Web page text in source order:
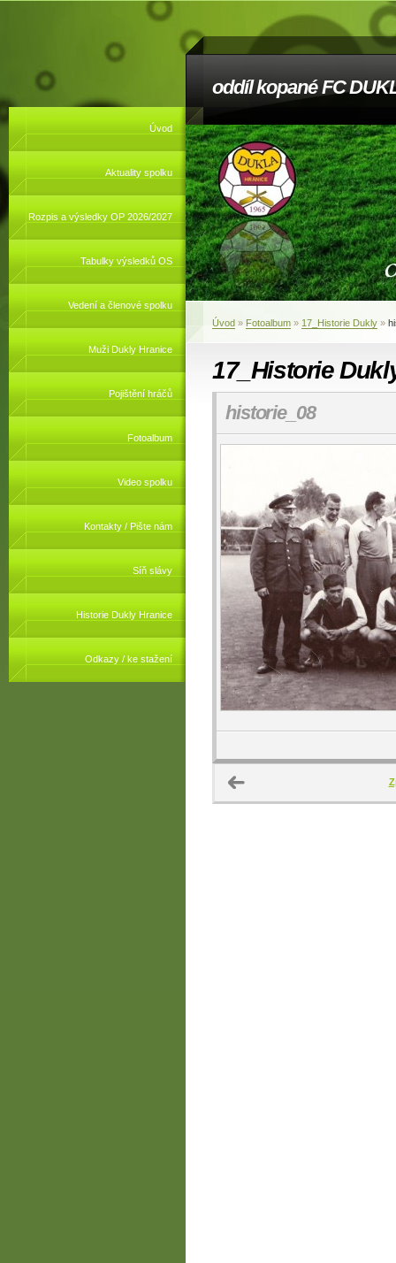
oddíl kopané FC
Úvod
Aktuality spolku
Rozpis a výsledky OP 2026/2027
Tabulky výsledků OS
Vedení a členové spolku
Muži Dukly Hranice
Pojištění hráčů
Fotoalbum
Video spolku
Kontakty / Pište nám
Síň slávy
Historie Dukly Hranice
Odkazy / ke stažení
Úvod » Fotoalbum » 17_Historie Dukly »
17_Historie
historie_08